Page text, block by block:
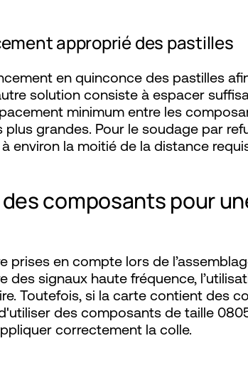
approprié des pastilles
en quinconce des pastilles
solution consiste à espacer
minimum entre les
grandes. Pour le soudage par
environ la moitié de la distance
composants pour
en compte lors de
des signaux haute fréquence,
Toutefois, si la carte contient des
des composants de taille
correctement la colle.